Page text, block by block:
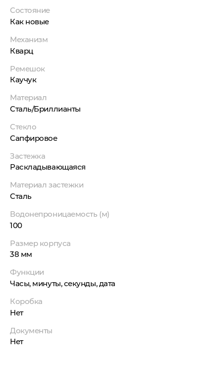
Состояние
Как новые
Механизм
Кварц
Ремешок
Каучук
Материал
Сталь/Бриллианты
Стекло
Сапфировое
Застежка
Раскладывающаяся
Материал застежки
Сталь
Водонепроницаемость (м)
100
Размер корпуса
38 мм
Функции
Часы, минуты, секунды, дата
Коробка
Нет
Документы
Нет